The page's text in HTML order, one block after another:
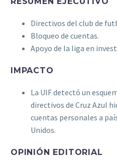
Directivos del club de
Bloqueo de cuentas.
Apoyo de la liga en
IMPACTO
La UIF detectó un
directivos de Cruz Azul
cuentas personales a
Unidos.
OPINIÓN EDITORIAL